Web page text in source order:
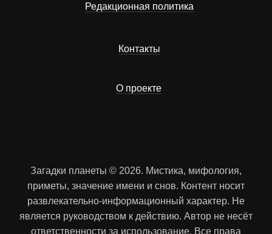
Редакционная политика
Контакты
О проекте
Загадки планеты © 2026. Мистика, мифология,
приметы, значение имени и снов. Контент носит
развлекательно-информационный характер. Не
является руководством к действию. Автор не несёт
ответственности за использование. Все права